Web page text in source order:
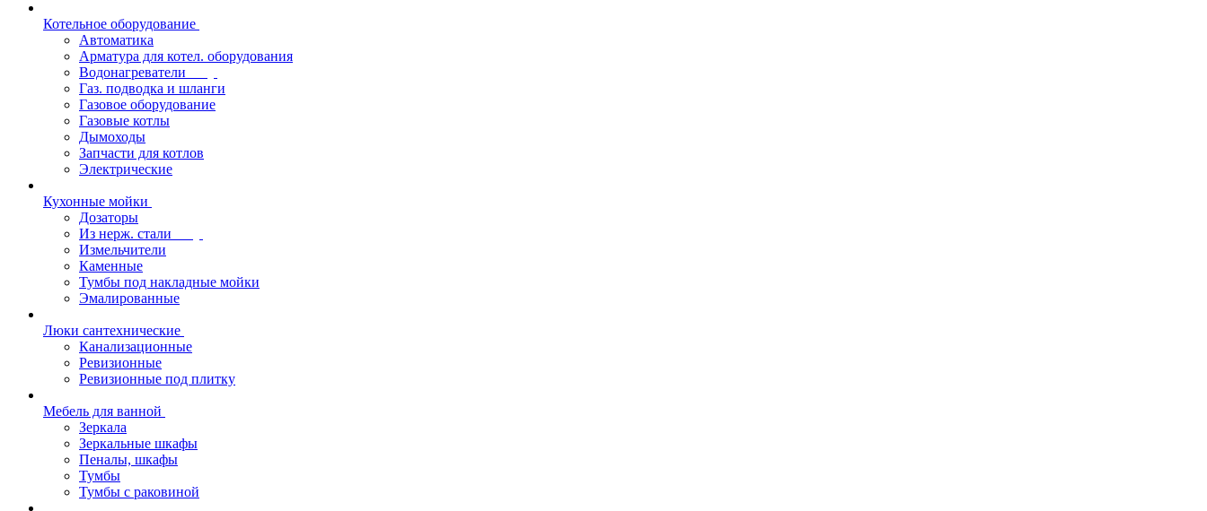
Котельное оборудование
Автоматика
Арматура для котел. оборудования
Водонагреватели
Газ. подводка и шланги
Газовое оборудование
Газовые котлы
Дымоходы
Запчасти для котлов
Электрические
Кухонные мойки
Дозаторы
Из нерж. стали
Измельчители
Каменные
Тумбы под накладные мойки
Эмалированные
Люки сантехнические
Канализационные
Ревизионные
Ревизионные под плитку
Мебель для ванной
Зеркала
Зеркальные шкафы
Пеналы, шкафы
Тумбы
Тумбы с раковиной